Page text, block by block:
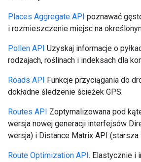
Places Aggregate API poznawać
i rozmieszczenie miejsc na
Pollen API Uzyskaj informacje o
rodzajach, roślinach i indeksach dla
Roads API Funkcje przyciągania do
dokładne śledzenie ścieżek GPS.
Routes API Zoptymalizowana pod
wersja nowej generacji interfejsów
wersja) i Distance Matrix API (starsza
Route Optimization API. Elastycznie i